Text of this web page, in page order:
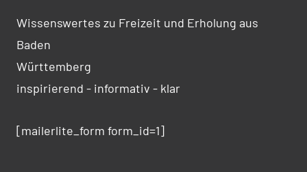
Wissenswertes zu Freizeit und Erholung aus
Baden
Württemberg
inspirierend - informativ - klar
[mailerlite_form form_id=1]